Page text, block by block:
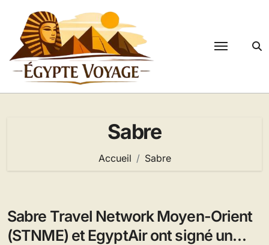
contenu
Sabre
Accueil Sabre
Sabre Travel Network Moyen-Orient
(STNME) et EgyptAir ont signé un